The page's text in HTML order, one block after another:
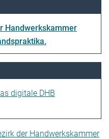
Handwerkskammer
digitale DHB
der Handwerkskammer